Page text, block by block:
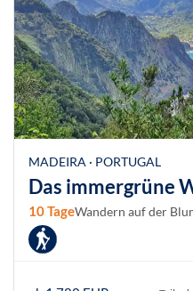
MADEIRA · PORTUGAL
Das immergrüne
10 TageWandern auf der